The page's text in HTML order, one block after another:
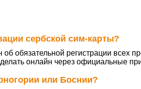
сербской сим-карты?
обязательной регистрации
онлайн через официальные
или Боснии?